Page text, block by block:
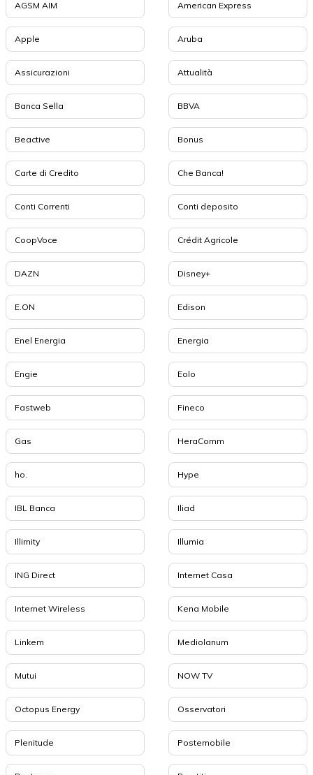
AGSM AIM American Express
Apple Aruba
Assicurazioni Attualità
Banca Sella BBVA
Beactive Bonus
Carte di Credito Che Banca!
Conti Correnti Conti deposito
CoopVoce Crédit Agricole
DAZN Disney+
E.ON Edison
Enel Energia Energia
Engie Eolo
Fastweb Fineco
Gas HeraComm
ho. Hype
IBL Banca Iliad
Illimity Illumia
ING Direct Internet Casa
Internet Wireless Kena Mobile
Linkem Mediolanum
Mutui NOW TV
Octopus Energy Osservatori
Plenitude Postemobile